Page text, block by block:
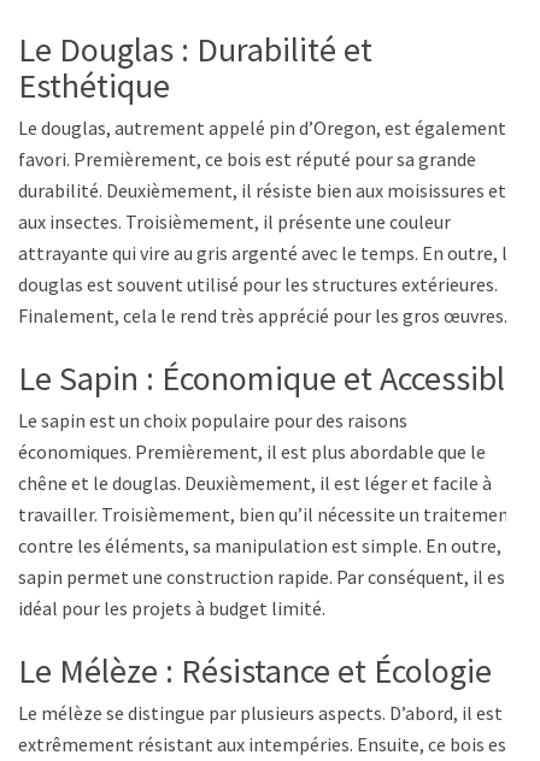
Le Douglas : Durabilité et
Esthétique
Le douglas, autrement appelé pin d’Oregon, est également
favori. Premièrement, ce bois est réputé pour sa grande
durabilité. Deuxièmement, il résiste bien aux moisissures et
aux insectes. Troisièmement, il présente une couleur
attrayante qui vire au gris argenté avec le temps. En outre, le
douglas est souvent utilisé pour les structures extérieures.
Finalement, cela le rend très apprécié pour les gros œuvres.
Le Sapin : Économique et Accessible
Le sapin est un choix populaire pour des raisons
économiques. Premièrement, il est plus abordable que le
chêne et le douglas. Deuxièmement, il est léger et facile à
travailler. Troisièmement, bien qu’il nécessite un traitement
contre les éléments, sa manipulation est simple. En outre, le
sapin permet une construction rapide. Par conséquent, il est
idéal pour les projets à budget limité.
Le Mélèze : Résistance et Écologie
Le mélèze se distingue par plusieurs aspects. D’abord, il est
extrêmement résistant aux intempéries. Ensuite, ce bois est